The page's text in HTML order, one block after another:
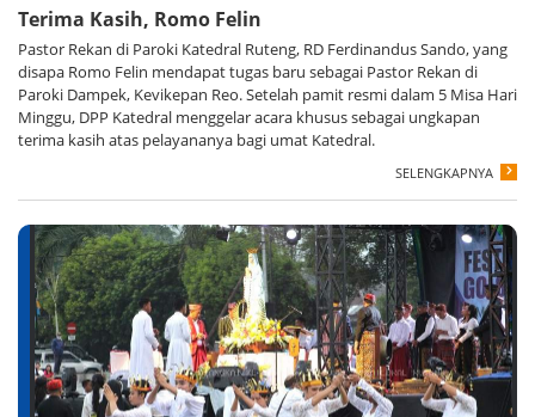
Terima Kasih, Romo Felin
Pastor Rekan di Paroki Katedral Ruteng, RD Ferdinandus Sando, yang
disapa Romo Felin mendapat tugas baru sebagai Pastor Rekan di
Paroki Dampek, Kevikepan Reo. Setelah pamit resmi dalam 5 Misa Hari
Minggu, DPP Katedral menggelar acara khusus sebagai ungkapan
terima kasih atas pelayananya bagi umat Katedral.
SELENGKAPNYA